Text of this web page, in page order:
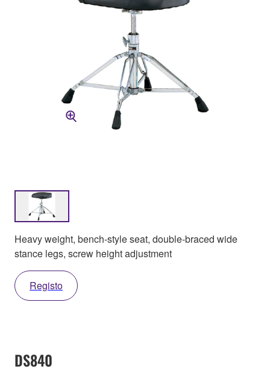
Heavy weight, bench-style seat, double-braced wide
stance legs, screw height adjustment
Registo
DS840